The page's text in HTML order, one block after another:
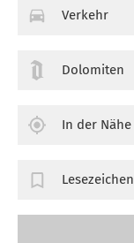
Verkehr
Dolomiten
In der Nähe
Lesezeichen